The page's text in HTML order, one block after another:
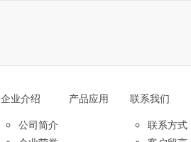
企业介绍
公司简介
产品应用
联系我们
联系方式